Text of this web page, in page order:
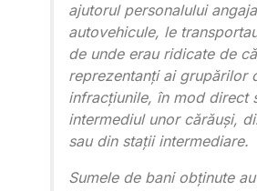
ajutorul personalului
autovehicule, le
de unde erau ridicate de
reprezentanți ai grupărilor
infracțiunile, în mod direct
intermediul unor cărăuși,
sau din stații intermediare.
Sumele de bani obținute